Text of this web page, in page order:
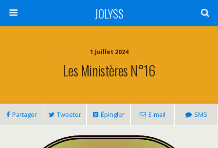
JOLYSS
1 Juillet 2024
Les Ministères N°16
Partager Tweeter Épingler E-mail SMS